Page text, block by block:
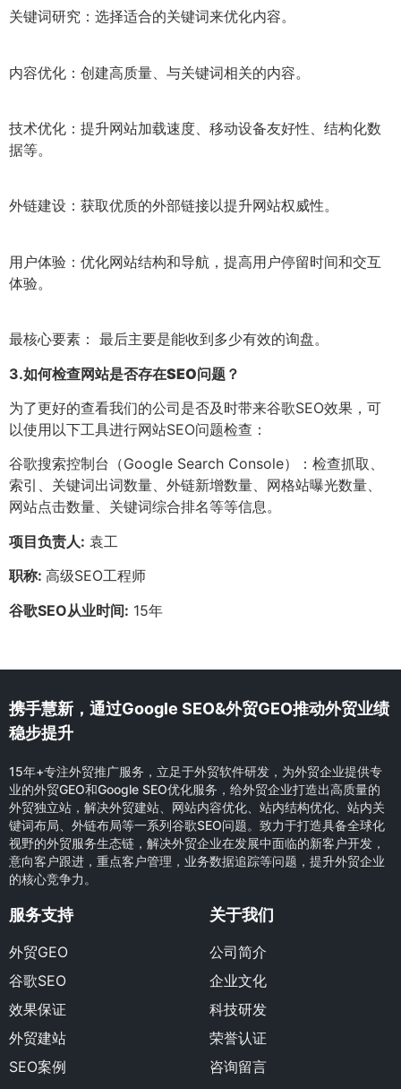
关键词研究：选择适合的关键词来优化内容。
内容优化：创建高质量、与关键词相关的内容。
技术优化：提升网站加载速度、移动设备友好性、结构化数
据等。
外链建设：获取优质的外部链接以提升网站权威性。
用户体验：优化网站结构和导航，提高用户停留时间和交互
体验。
最核心要素： 最后主要是能收到多少有效的询盘。
3.如何检查网站是否存在SEO问题？
为了更好的查看我们的公司是否及时带来谷歌SEO效果，可
以使用以下工具进行网站SEO问题检查：
谷歌搜索控制台（Google Search Console）：检查抓取、
索引、关键词出词数量、外链新增数量、网格站曝光数量、
网站点击数量、关键词综合排名等等信息。
项目负责人: 袁工
职称: 高级SEO工程师
谷歌SEO从业时间: 15年
携手慧新，通过Google SEO&外贸GEO推动外贸业绩
稳步提升
15年+专注外贸推广服务，立足于外贸软件研发，为外贸企业提供专
业的外贸GEO和Google SEO优化服务，给外贸企业打造出高质量的
外贸独立站，解决外贸建站、网站内容优化、站内结构优化、站内关
键词布局、外链布局等一系列谷歌SEO问题。致力于打造具备全球化
视野的外贸服务生态链，解决外贸企业在发展中面临的新客户开发，
意向客户跟进，重点客户管理，业务数据追踪等问题，提升外贸企业
的核心竞争力。
服务支持
外贸GEO
谷歌SEO
效果保证
外贸建站
SEO案例
关于我们
公司简介
企业文化
科技研发
荣誉认证
咨询留言